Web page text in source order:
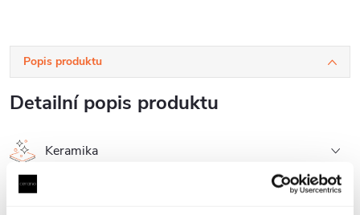
Popis produktu
Detailní popis produktu
Keramika